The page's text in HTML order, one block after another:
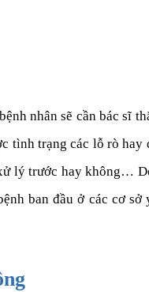
nhân sẽ cần bác sĩ
tình trạng các lỗ rò hay
lý trước hay không…
ban đầu ở các cơ sở